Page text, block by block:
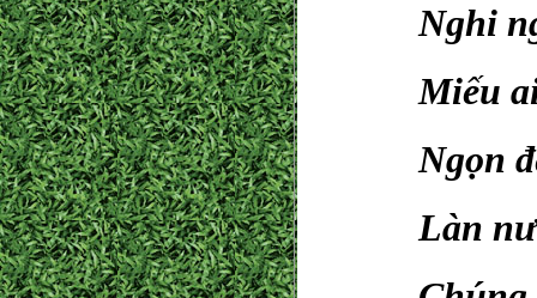
Nghi
Miếu ai
Ngọn đèn
Làn nước